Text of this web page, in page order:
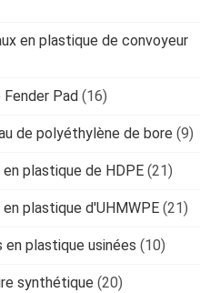
en plastique de convoyeur
Fender Pad (16)
de polyéthylène de bore (9)
en plastique de HDPE (21)
en plastique d'UHMWPE (21)
en plastique usinées (10)
synthétique (20)